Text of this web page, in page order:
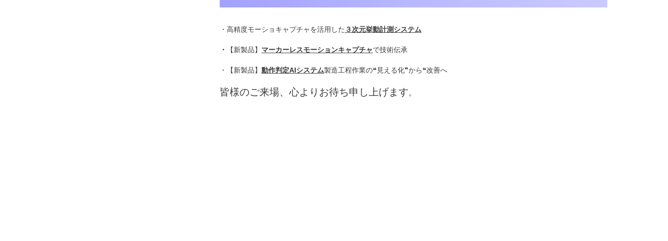
・高精度モーショキャプチャを活用した ３次元挙動計測システム
・ 【新製品】 マーカーレスモーションキャプチャで技術伝承
・【新製品】 動作判定AIシステム製造工程作業の❝見える化❞から❝改善へ
皆様のご来場、心よりお待ち申し上げます。